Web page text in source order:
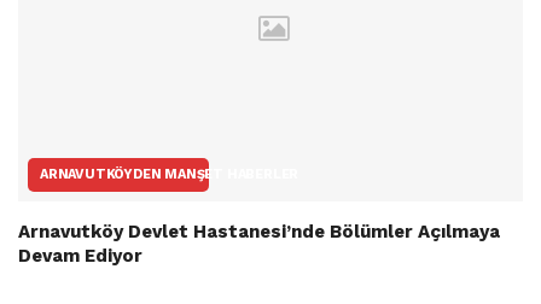
ARNAVUTKÖYDEN MANŞET HABERLER
Arnavutköy Devlet Hastanesi’nde Bölümler Açılmaya
Devam Ediyor